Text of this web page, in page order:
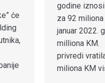
godine
za 92
januar 2022.
milliona KM.
privredi
miliona KM
će